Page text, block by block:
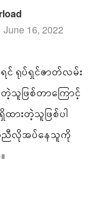
16, 2022
င် ရုပ်ရှင်ဇာတ်လမ်း
တဲ့သူဖြစ်တာကြောင့်
ားတဲ့သူဖြစ်ပါ
ညီလိုအပ်နေသူကို